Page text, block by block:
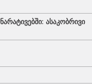
ასაკობრივი